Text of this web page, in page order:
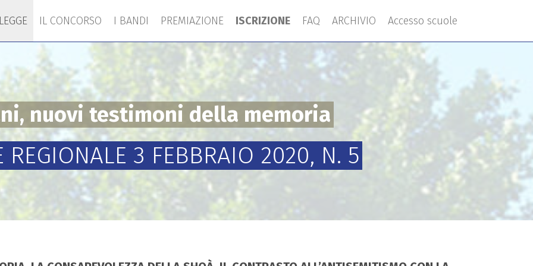
IL CONCORSO I BANDI PREMIAZIONE ISCRIZIONE FAQ ARCHIVIO Accesso scuole
nuovi testimoni della memoria
REGIONALE 3 FEBBRAIO 2020, N. 5